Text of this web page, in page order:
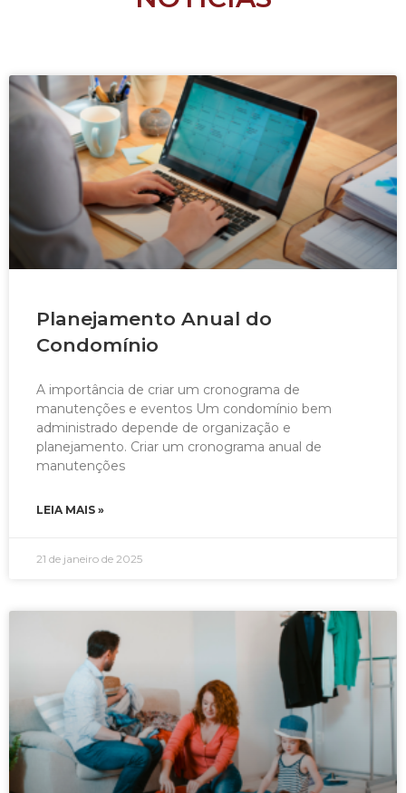
Planejamento Anual do
Condomínio
A importância de criar um cronograma de
manutenções e eventos Um condomínio bem
administrado depende de organização e
planejamento. Criar um cronograma anual de
manutenções
LEIA MAIS »
21 de janeiro de 2025